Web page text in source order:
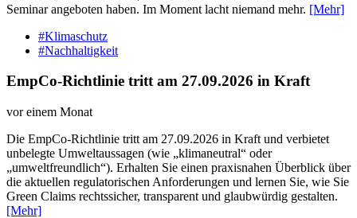
Seminar angeboten haben. Im Moment lacht niemand mehr. [Mehr]
#Klimaschutz
#Nachhaltigkeit
EmpCo-Richtlinie tritt am 27.09.2026 in Kraft
vor einem Monat
Die EmpCo-Richtlinie tritt am 27.09.2026 in Kraft und verbietet
unbelegte Umweltaussagen (wie „klimaneutral“ oder
„umweltfreundlich“). Erhalten Sie einen praxisnahen Überblick über
die aktuellen regulatorischen Anforderungen und lernen Sie, wie Sie
Green Claims rechtssicher, transparent und glaubwürdig gestalten.
[Mehr]